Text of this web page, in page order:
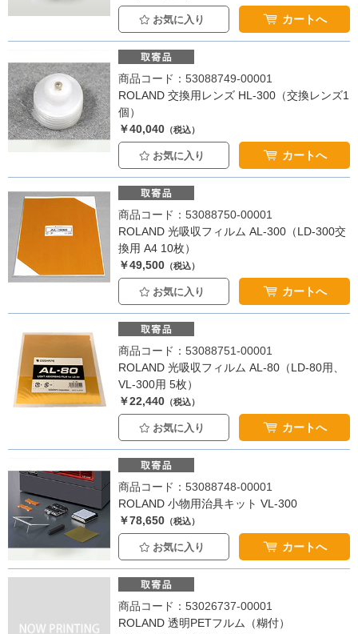
お気に入り カートへ
商品コード：53088749-00001
ROLAND 交換用レンズ HL-300（交換レンズ1
個）
￥40,040 （税込）
お気に入り カートへ
商品コード：53088750-00001
ROLAND 光吸収フィルム AL-300（LD-300交
換用 A4 10枚）
￥49,500 （税込）
お気に入り カートへ
商品コード：53088751-00001
ROLAND 光吸収フィルム AL-80（LD-80用、
VL-300用 5枚）
￥22,440 （税込）
お気に入り カートへ
商品コード：53088748-00001
ROLAND 小物用治具キット VL-300
￥78,650 （税込）
お気に入り カートへ
商品コード：53026737-00001
ROLAND 透明PETフルム（糊付）